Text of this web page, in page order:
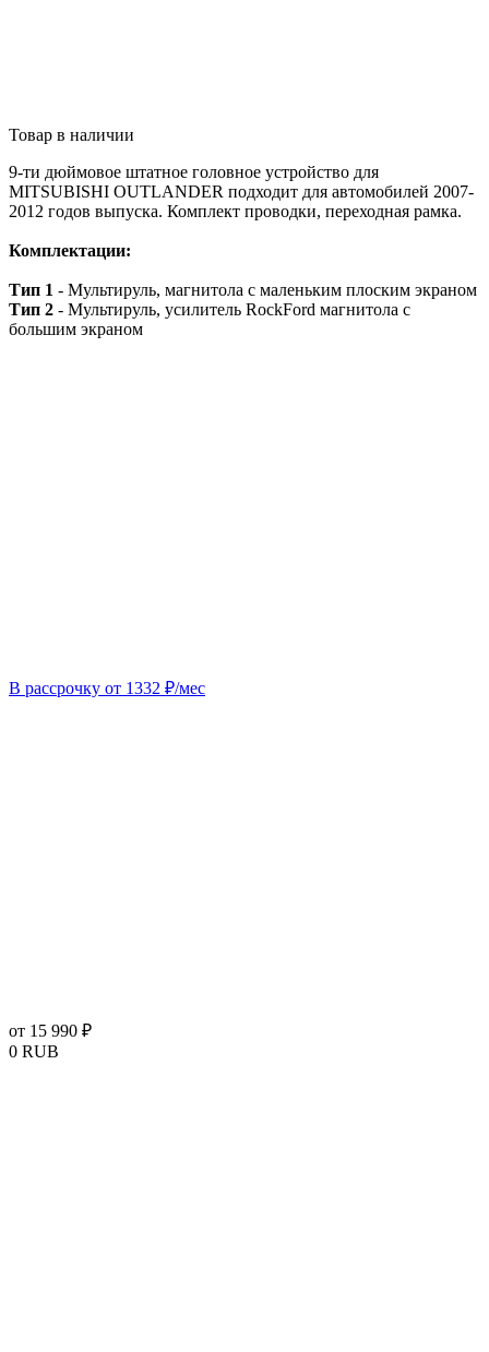
Товар в наличии
9-ти дюймовое штатное головное устройство для
MITSUBISHI OUTLANDER подходит для автомобилей 2007-
2012 годов выпуска. Комплект проводки, переходная рамка.
Комплектации:
Тип 1 - Мультируль, магнитола с маленьким плоским экраном
Тип 2 - Мультируль, усилитель RockFord магнитола с
большим экраном
В рассрочку от 1332 ₽/мес
от 15 990 ₽
0 RUB